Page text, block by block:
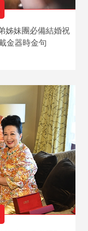
姊妹團必備結婚祝
金器時金句